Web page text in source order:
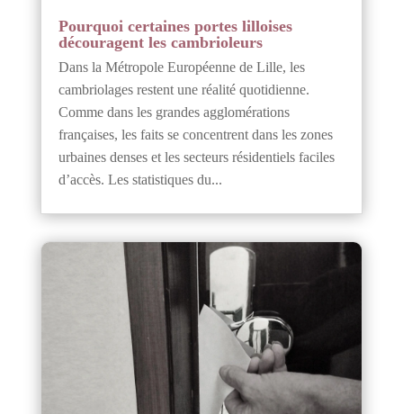
Pourquoi certaines portes lilloises
découragent les cambrioleurs
Dans la Métropole Européenne de Lille, les
cambriolages restent une réalité quotidienne.
Comme dans les grandes agglomérations
françaises, les faits se concentrent dans les zones
urbaines denses et les secteurs résidentiels faciles
d’accès. Les statistiques du...